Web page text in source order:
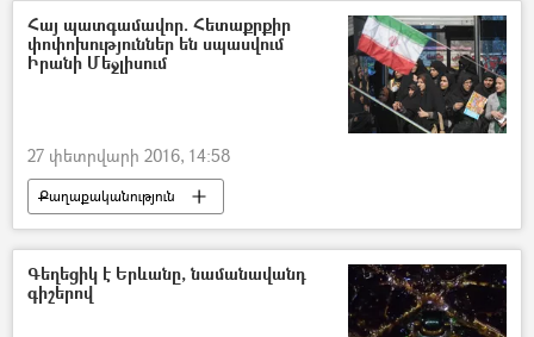
Հայ պատգամավոր. Հետաքրքիր
փոփոխություններ են սպասվում
Իրանի Մեջլիսում
27 փետրվարի 2016, 14:58
Քաղաքականություն
Գեղեցիկ է Երևանը, նամանավանդ
գիշերով